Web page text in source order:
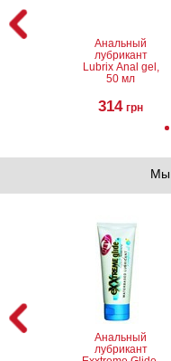
Анальный
лубрикант
Lubrix Anal gel,
50 мл
314 грн
Лубрикант на
водной основе
Eros Aqua, 50 мл
324 грн
Мы
Анальный
лубрикант